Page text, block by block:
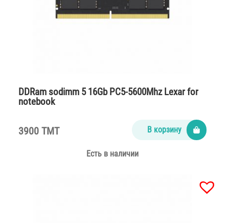
DDRam sodimm 5 16Gb PC5-5600Mhz Lexar for
notebook
3900 TMT В корзину
Есть в наличии